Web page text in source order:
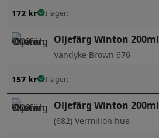
172 kr I lager:
Oljefärg Winton 200ml
Vandyke Brown 676
157 kr I lager:
Oljefärg Winton 200ml
(682) Vermilion hue